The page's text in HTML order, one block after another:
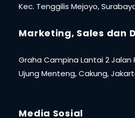
Kec. Tenggilis Mejoyo,
Marketing, Sales dan
Graha Campina Lantai 2 Jalan
Ujung Menteng, Cakung,
Media Sosial